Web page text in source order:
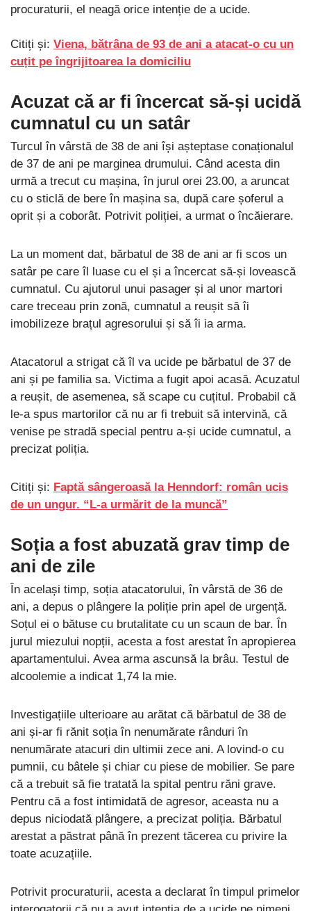
procuraturii, el neagă orice intenție de a ucide.
Citiți și: Viena, bătrâna de 93 de ani a atacat-o cu un
cuțit pe îngrijitoarea la domiciliu
Acuzat că ar fi încercat să-și ucidă
cumnatul cu un satâr
Turcul în vârstă de 38 de ani își așteptase conaționalul
de 37 de ani pe marginea drumului. Când acesta din
urmă a trecut cu mașina, în jurul orei 23.00, a aruncat
cu o sticlă de bere în mașina sa, după care șoferul a
oprit și a coborât. Potrivit poliției, a urmat o încăierare.
La un moment dat, bărbatul de 38 de ani ar fi scos un
satâr pe care îl luase cu el și a încercat să-și lovească
cumnatul. Cu ajutorul unui pasager și al unor martori
care treceau prin zonă, cumnatul a reușit să îi
imobilizeze brațul agresorului și să îi ia arma.
Atacatorul a strigat că îl va ucide pe bărbatul de 37 de
ani și pe familia sa. Victima a fugit apoi acasă. Acuzatul
a reușit, de asemenea, să scape cu cuțitul. Probabil că
le-a spus martorilor că nu ar fi trebuit să intervină, că
venise pe stradă special pentru a-și ucide cumnatul, a
precizat poliția.
Citiți și: Faptă sângeroasă la Henndorf: român ucis
de un ungur. “L-a urmărit de la muncă”
Soția a fost abuzată grav timp de
ani de zile
În același timp, soția atacatorului, în vârstă de 36 de
ani, a depus o plângere la poliție prin apel de urgență.
Soțul ei o bătuse cu brutalitate cu un scaun de bar. În
jurul miezului nopții, acesta a fost arestat în apropierea
apartamentului. Avea arma ascunsă la brâu. Testul de
alcoolemie a indicat 1,74 la mie.
Investigațiile ulterioare au arătat că bărbatul de 38 de
ani și-ar fi rănit soția în nenumărate rânduri în
nenumărate atacuri din ultimii zece ani. A lovind-o cu
pumnii, cu bâtele și chiar cu piese de mobilier. Se pare
că a trebuit să fie tratată la spital pentru răni grave.
Pentru că a fost intimidată de agresor, aceasta nu a
depus niciodată plângere, a precizat poliția. Bărbatul
arestat a păstrat până în prezent tăcerea cu privire la
toate acuzațiile.
Potrivit procuraturii, acesta a declarat în timpul primelor